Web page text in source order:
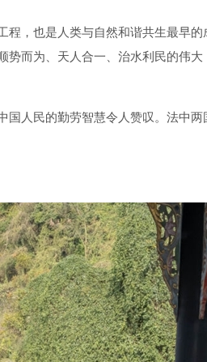
，也是人类与自然和谐共生最早
而为、天人合一、治水利民的伟
人民的勤劳智慧令人赞叹。法中